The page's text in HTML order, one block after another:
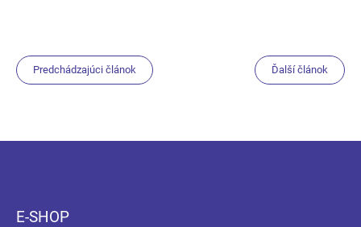
Predchádzajúci článok Ďalší článok
E-SHOP